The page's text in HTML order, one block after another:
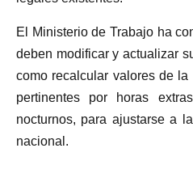
El Ministerio de Trabajo ha
deben modificar y actualizar
como recalcular valores de
pertinentes por horas
nocturnos, para ajustarse a
nacional.